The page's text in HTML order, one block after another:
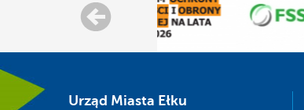
Urząd Miasta Ełku